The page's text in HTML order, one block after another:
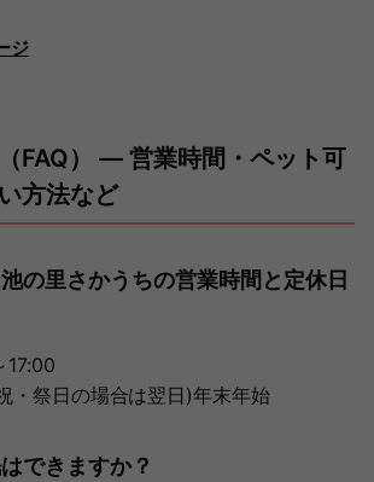
ジ
FAQ） ― 営業時間・ペット可
方法など
の里さかうちの営業時間と定休日
17:00
・祭日の場合は翌日)年末年始
できますか？